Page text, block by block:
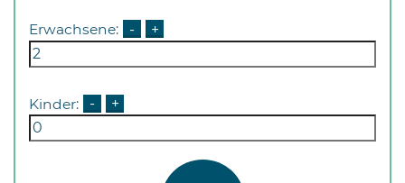
Erwachsene: - +
Kinder: - +